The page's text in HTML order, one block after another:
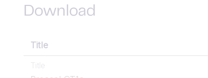
Download
Title
Title